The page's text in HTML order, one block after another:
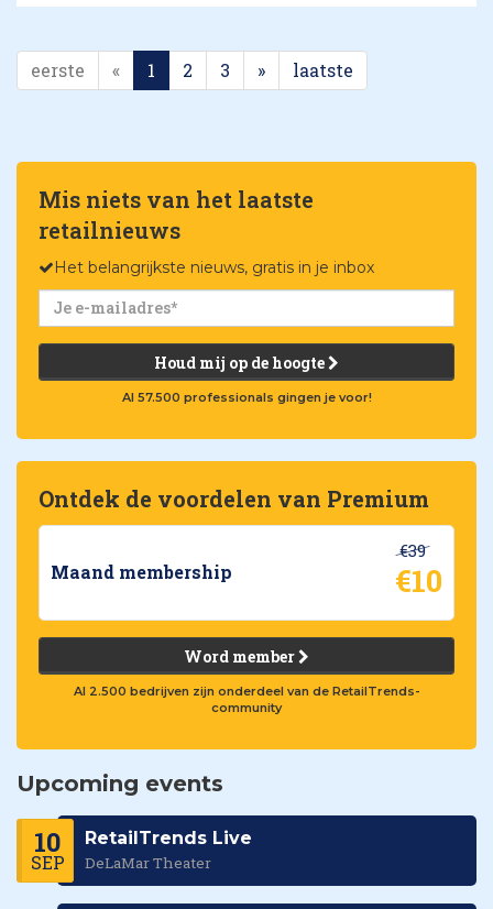
eerste « 1 2 3 » laatste
Mis niets van het laatste
retailnieuws
Het belangrijkste nieuws, gratis in je inbox
Houd mij op de hoogte
Al 57.500 professionals gingen je voor!
Ontdek de voordelen van Premium
Maand membership
€39
€10
Word member
Al 2.500 bedrijven zijn onderdeel van de RetailTrends-
community
Upcoming events
10
SEP
RetailTrends Live
DeLaMar Theater